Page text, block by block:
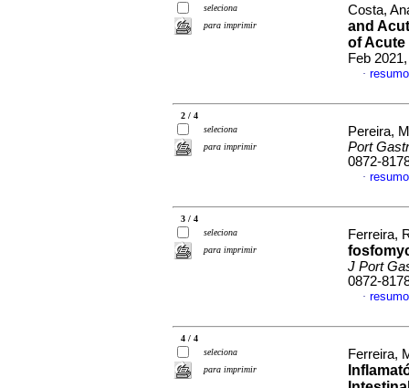
seleciona
para imprimir
Costa,
and
of Acute
Feb
·
2 / 4
seleciona
para imprimir
Pereira,
Port
0872-
·
3 / 4
seleciona
para imprimir
Ferreira,
J Port
0872-
·
4 / 4
seleciona
para imprimir
Ferreira,